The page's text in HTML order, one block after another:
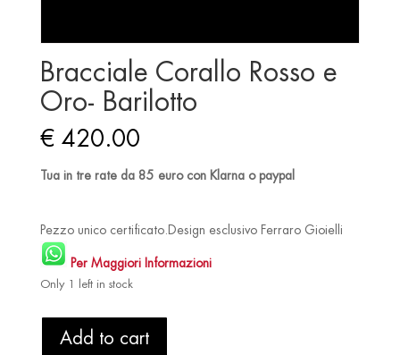
Bracciale Corallo Rosso e
Oro- Barilotto
€420.00
Tua in tre rate da 85 euro con Klarna o paypal
Pezzo unico certificato.Design esclusivo Ferraro Gioielli
Per Maggiori Informazioni
Only 1 left in stock
Bracciale
Corallo
Add to cart